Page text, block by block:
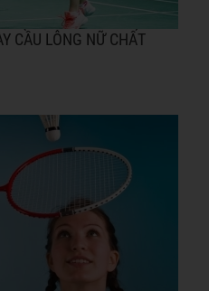
CẦU LÔNG NỮ CHẤT